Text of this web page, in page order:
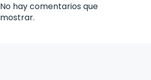
No hay comentarios que
mostrar.